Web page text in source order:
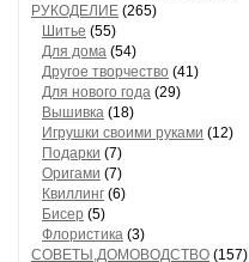
РУКОДЕЛИЕ (265)
Шитье (55)
Для дома (54)
Другое творчество (41)
Для нового года (29)
Вышивка (18)
Игрушки своими руками (12)
Подарки (7)
Оригами (7)
Квиллинг (6)
Бисер (5)
Флористика (3)
СОВЕТЫ,ДОМОВОДСТВО (157)